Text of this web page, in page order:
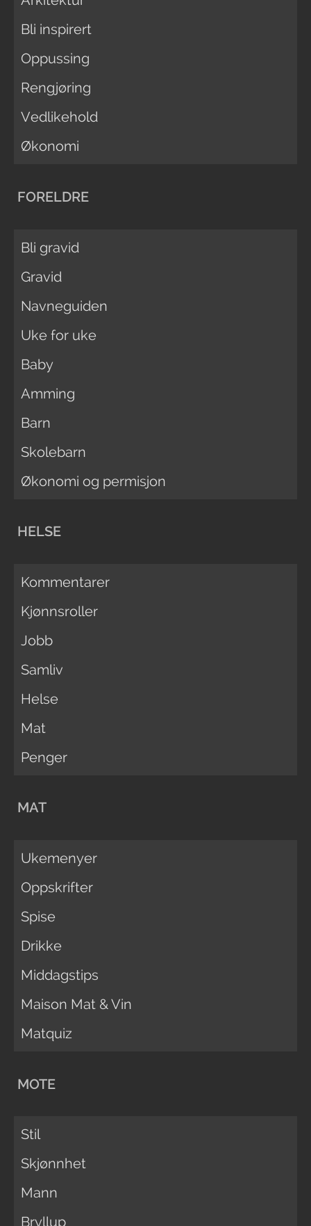
Bli inspirert
Oppussing
Rengjøring
Vedlikehold
Økonomi
FORELDRE
Bli gravid
Gravid
Navneguiden
Uke for uke
Baby
Amming
Barn
Skolebarn
Økonomi og permisjon
HELSE
Kommentarer
Kjønnsroller
Jobb
Samliv
Helse
Mat
Penger
MAT
Ukemenyer
Oppskrifter
Spise
Drikke
Middagstips
Maison Mat & Vin
Matquiz
MOTE
Stil
Skjønnhet
Mann
Bryllup